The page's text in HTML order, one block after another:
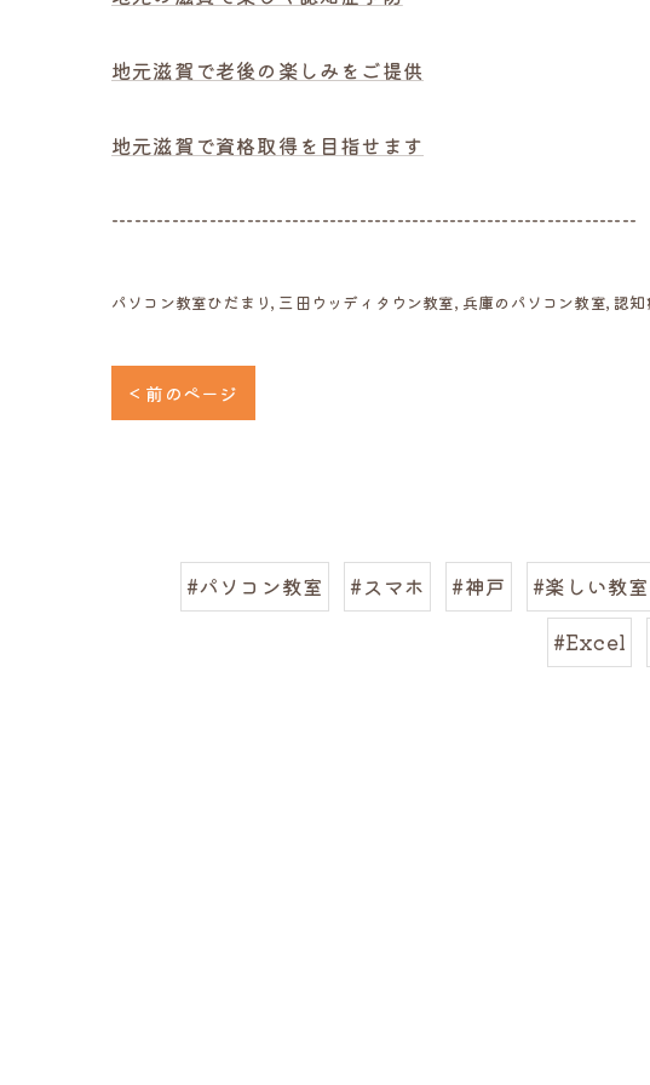
地元滋賀で老後の楽しみをご提供
地元滋賀で資格取得を目指せます
----------------------------------------------------------------------
パソコン教室ひだまり 三田ウッディタウン教室 兵庫のパソコン教室 認
< 前のページ
#パソコン教室 #スマホ #神戸 #楽しい教室
#Excel